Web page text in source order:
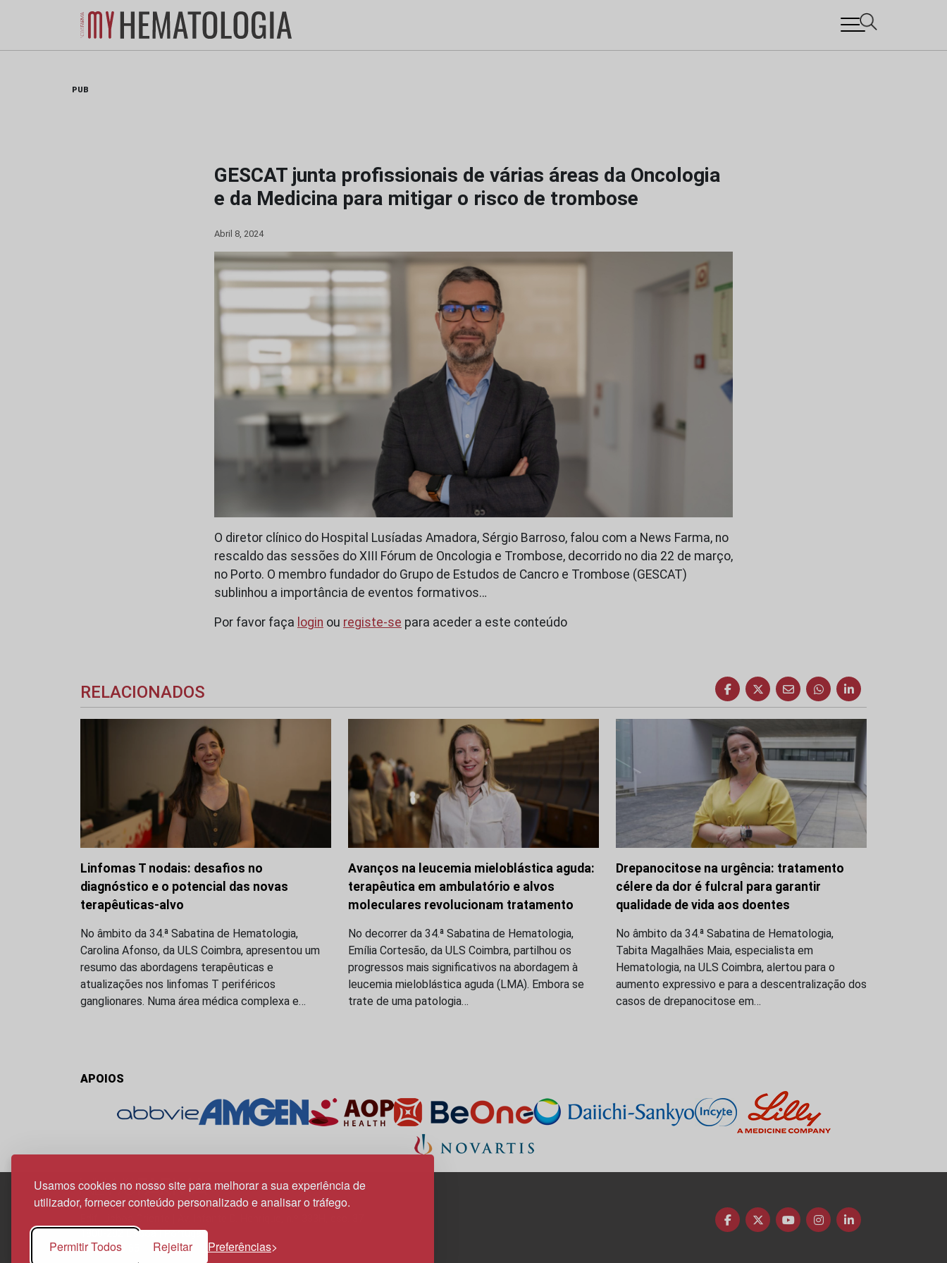
Usamos cookies no nosso site para melhorar a sua experiência de
utilizador, fornecer conteúdo personalizado e analisar o tráfego.
Permitir Todos Rejeitar Preferências
PUB
GESCAT junta profissionais de várias áreas da Oncologia
e da Medicina para mitigar o risco de trombose
Abril 8, 2024
O diretor clínico do Hospital Lusíadas Amadora, Sérgio Barroso, falou com a News Farma, no
rescaldo das sessões do XIII Fórum de Oncologia e Trombose, decorrido no dia 22 de março,
no Porto. O membro fundador do Grupo de Estudos de Cancro e Trombose (GESCAT)
sublinhou a importância de eventos formativos…
Por favor faça login ou registe-se para aceder a este conteúdo
RELACIONADOS
Linfomas T nodais: desafios no
diagnóstico e o potencial das novas
terapêuticas-alvo
No âmbito da 34.ª Sabatina de Hematologia,
Carolina Afonso, da ULS Coimbra, apresentou um
resumo das abordagens terapêuticas e
atualizações nos linfomas T periféricos
ganglionares. Numa área médica complexa e…
Avanços na leucemia mieloblástica aguda:
terapêutica em ambulatório e alvos
moleculares revolucionam tratamento
No decorrer da 34.ª Sabatina de Hematologia,
Emília Cortesão, da ULS Coimbra, partilhou os
progressos mais significativos na abordagem à
leucemia mieloblástica aguda (LMA). Embora se
trate de uma patologia…
Drepanocitose na urgência: tratamento
célere da dor é fulcral para garantir
qualidade de vida aos doentes
No âmbito da 34.ª Sabatina de Hematologia,
Tabita Magalhães Maia, especialista em
Hematologia, na ULS Coimbra, alertou para o
aumento expressivo e para a descentralização dos
casos de drepanocitose em…
APOIOS
1800-282 Lisboa | Portugal
21 850 40 65